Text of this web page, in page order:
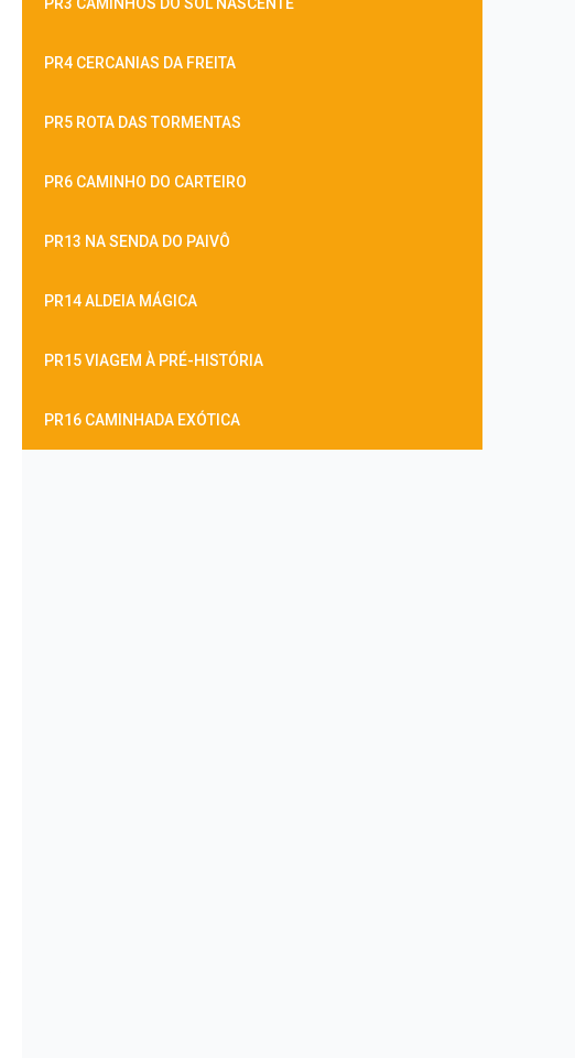
PR4 CERCANIAS DA FREITA
PR5 ROTA DAS TORMENTAS
PR6 CAMINHO DO CARTEIRO
PR13 NA SENDA DO PAIVÔ
PR14 ALDEIA MÁGICA
PR15 VIAGEM À PRÉ-HISTÓRIA
PR16 CAMINHADA EXÓTICA